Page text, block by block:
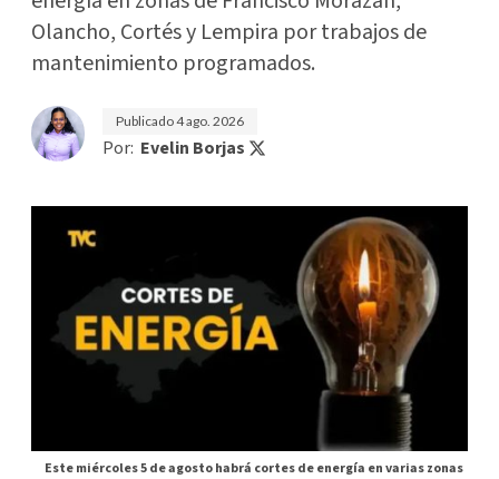
Olancho, Cortés y Lempira por trabajos de
mantenimiento programados.
Publicado4 ago. 2026
Por: Evelin Borjas
Este miércoles 5 de agosto habrá cortes de energía en varias zonas